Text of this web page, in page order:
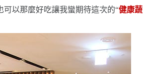
可以那麼好吃讓我蠻期待這次的“健康蔬